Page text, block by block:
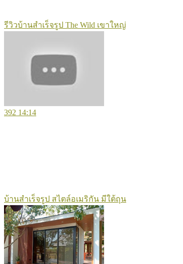
รีวิวบ้านสำเร็จรูป The Wild เขาใหญ่
392 14:14
บ้านสำเร็จรูป สไตล์อเมริกัน มีใต้ถุน